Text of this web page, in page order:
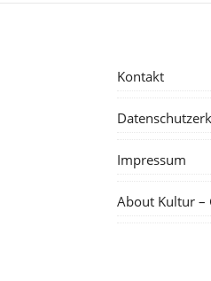
Kontakt
Impressum
About Kultur –